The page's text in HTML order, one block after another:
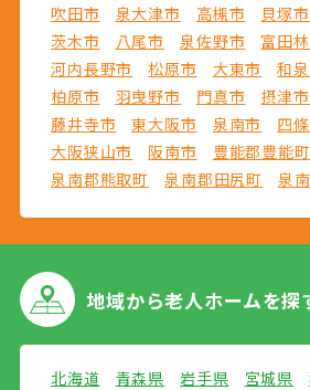
吹田市
泉大津市 高槻市 貝塚市
茨木市
八尾市 泉佐野市 富田
河内長野市
松原市 大東市 和
柏原市
羽曳野市 門真市 摂津市
藤井寺市
東大阪市 泉南市 四
大阪狭山市
阪南市 豊能郡豊能町
泉南郡熊取町
泉南郡田尻町 泉
地域から老人ホームを探
北海道 青森県 岩手県 宮城県